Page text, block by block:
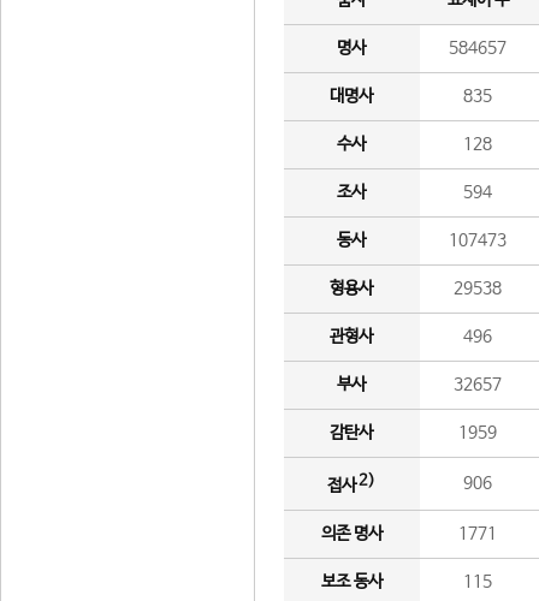
명사 584657
대명사 835
수사 128
조사 594
동사 107473
형용사 29538
관형사 496
부사 32657
감탄사 1959
접사2) 906
의존 명사 1771
보조 동사 115